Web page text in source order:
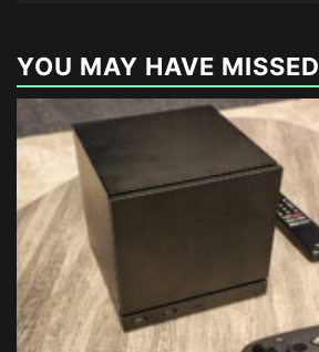
YOU MAY HAVE MISSED